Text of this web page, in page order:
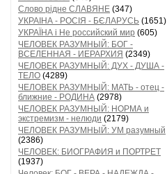
Слово рідне СЛАВЯНЕ (347)
УКРАІНА - РОСІЯ - БЄЛАРУСЬ (1651)
УКРАЇНА і Не российский мир (605)
ЧЕЛОВЕК РАЗУМНЫЙ: БОГ -
ВСЕЛЕННАЯ - ИЕРАРХИЯ (2349)
ЧЕЛОВЕК РАЗУМНЫЙ: ДУХ - ДУША -
ТЕЛО (4289)
ЧЕЛОВЕК РАЗУМНЫЙ: МАТЬ - отец -
ближние - РОДИНА (2978)
ЧЕЛОВЕК РАЗУМНЫЙ: НОРМА и
экстремизм - нелюди (2179)
ЧЕЛОВЕК РАЗУМНЫЙ: УМ разумный
(2386)
ЧЕЛОВЕК: БИОГРАФИЯ и ПОРТРЕТ
(1937)